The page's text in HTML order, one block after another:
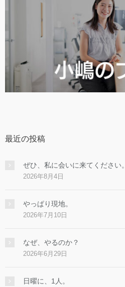
最近の投稿
ぜひ、私に会いに来てください。
2026年8月4日
やっぱり現地。
2026年7月10日
なぜ、やるのか？
2026年6月29日
日曜に、1人。